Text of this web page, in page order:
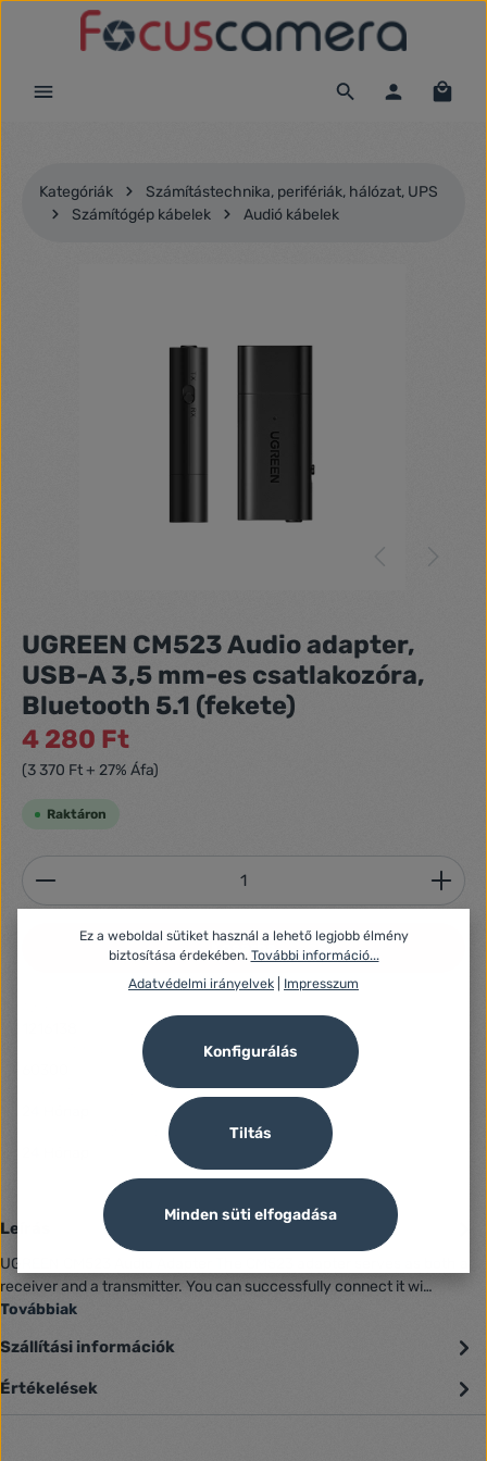
Ugrás a fő tartalomra
Kategóriák
Számítástechnika, perifériák, hálózat, UPS
Számítógép kábelek
Audió kábelek
UGREEN CM523 Audio adapter,
USB-A 3,5 mm-es csatlakozóra,
Bluetooth 5.1 (fekete)
4 280 Ft
(3 370 Ft + 27% Áfa)
Raktáron
Termékmennyiség: Adja meg a kívánt
Kosárba
Leírás
UGREEN CM523 Audio Adapter The CM523 adapter serves as both a
receiver and a transmitter. You can successfully connect it wi…
Továbbiak
Szállítási információk
Értékelések
Ez a weboldal sütiket használ a lehető legjobb élmény
biztosítása érdekében. További információ...
Adatvédelmi irányelvek
Impresszum
Tiltás
Konfigurálás
Minden süti elfogadása